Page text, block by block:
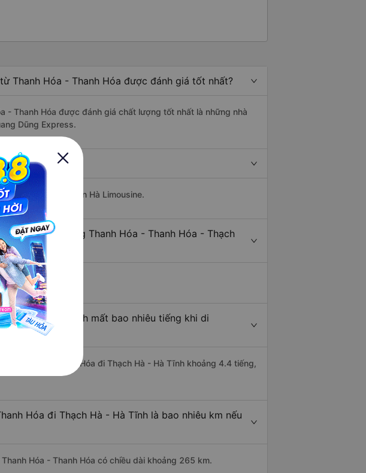
Thanh Hóa - Thanh Hóa được đánh giá tốt nhất?
- Thanh Hóa được đánh giá chất lượng tốt nhất là những nhà
Dũng Express.
giá rẻ nhất?
của nhà xe Thiên Hà Limousine.
thác tuyến đường Thanh Hóa - Thanh Hóa - Thạch
Hà - Hà Tĩnh mất bao nhiêu tiếng khi di
Hóa - Thanh Hóa đi Thạch Hà - Hà Tĩnh khoảng 4.4 tiếng,
Hóa đi Thạch Hà - Hà Tĩnh là bao nhiêu km nếu
Hóa - Thanh Hóa có chiều dài khoảng 265 km.